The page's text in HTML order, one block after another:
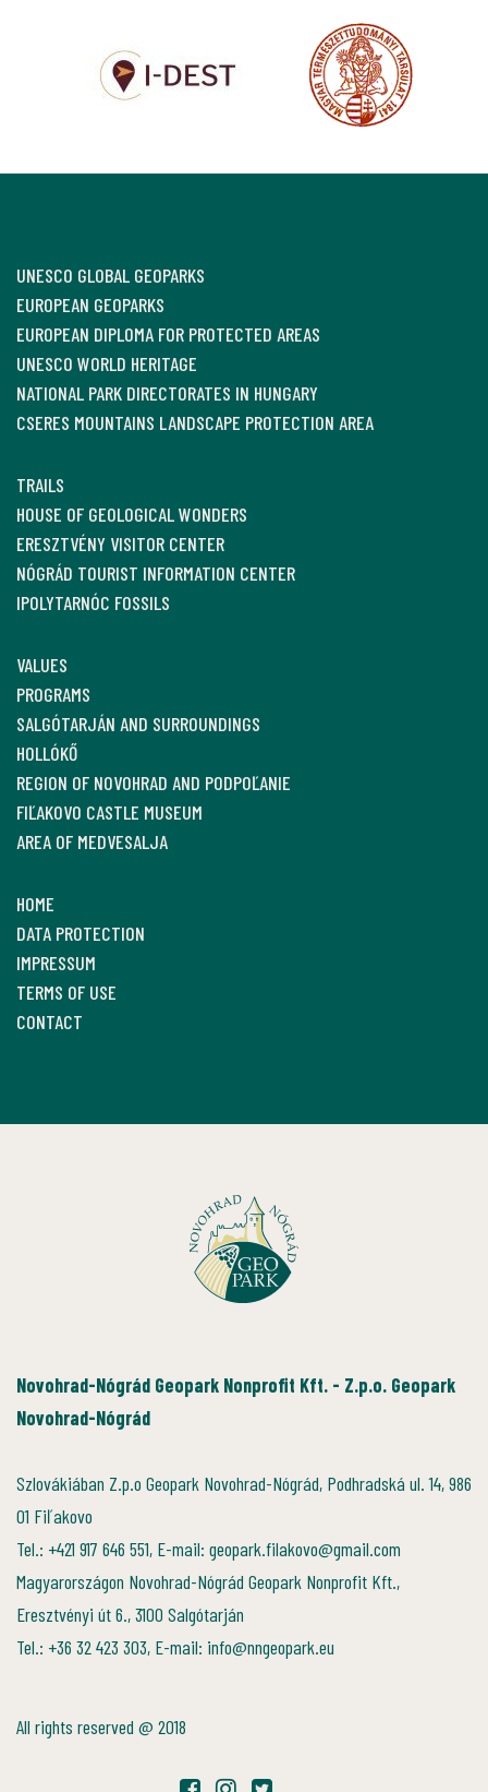
UNESCO GLOBAL GEOPARKS
EUROPEAN GEOPARKS
EUROPEAN DIPLOMA FOR PROTECTED AREAS
UNESCO WORLD HERITAGE
NATIONAL PARK DIRECTORATES IN HUNGARY
CSERES MOUNTAINS LANDSCAPE PROTECTION AREA
TRAILS
HOUSE OF GEOLOGICAL WONDERS
ERESZTVÉNY VISITOR CENTER
NÓGRÁD TOURIST INFORMATION CENTER
IPOLYTARNÓC FOSSILS
VALUES
PROGRAMS
SALGÓTARJÁN AND SURROUNDINGS
HOLLÓKŐ
REGION OF NOVOHRAD AND PODPOĽANIE
FIĽAKOVO CASTLE MUSEUM
AREA OF MEDVESALJA
HOME
DATA PROTECTION
IMPRESSUM
TERMS OF USE
CONTACT
Novohrad-Nógrád Geopark Nonprofit Kft. - Z.p.o. Geopark
Novohrad-Nógrád
Szlovákiában Z.p.o Geopark Novohrad-Nógrád, Podhradská ul. 14, 986
01 Fiľakovo
Tel.: +421 917 646 551, E-mail: geopark.filakovo@gmail.com
Magyarországon Novohrad-Nógrád Geopark Nonprofit Kft.,
Eresztvényi út 6., 3100 Salgótarján
Tel.: +36 32 423 303, E-mail: info@nngeopark.eu
All rights reserved @ 2018